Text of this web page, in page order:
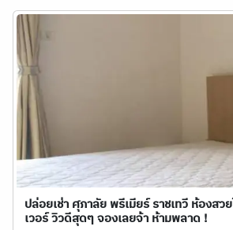
ปล่อยเช่า ศุภาลัย พรีเมียร์ ราชเทวี ห้องส
เวอร์ วิวดีสุดๆ จองเลยจ้า ห้ามพลาด !